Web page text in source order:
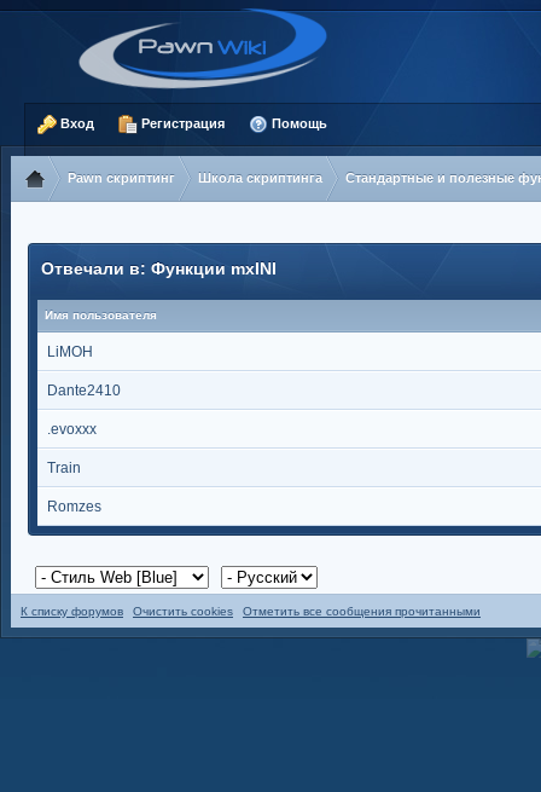
Вход Регистрация Помощь
Pawn скриптинг Школа скриптинга Стандартные и полезные
Отвечали в: Функции mxINI
Имя пользователя
LiMOH
Dante2410
.evoxxx
Train
Romzes
К списку форумов Очистить cookies Отметить все сообщения прочитанными